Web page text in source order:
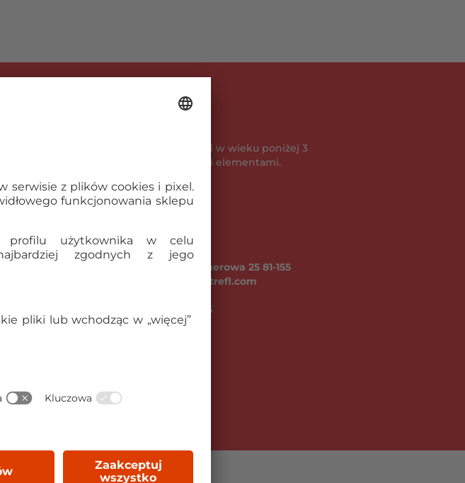
OSTRZEŻENIE! Nieodpowiednie dla dzieci w wieku poniżej 3
lat. Istnieje ryzyko zadławienia się małymi elementami.
Szczegółowe dane
EAN:5900511182897
Kod produktu:18289
TREFL SA ul. Kontenerowa 25 81-155
Gdynia, Polska, trefl@trefl.com, www.trefl.com
0.15
5900511182897